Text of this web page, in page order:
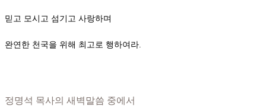
믿고 모시고 섬기고 사랑하며
완연한 천국을 위해 최고로 행하여라.
정명석 목사의 새벽말씀 중에서